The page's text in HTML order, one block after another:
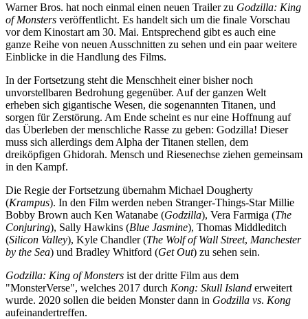
Warner Bros. hat noch einmal einen neuen Trailer zu Godzilla: King
of Monsters veröffentlicht. Es handelt sich um die finale Vorschau
vor dem Kinostart am 30. Mai. Entsprechend gibt es auch eine
ganze Reihe von neuen Ausschnitten zu sehen und ein paar weitere
Einblicke in die Handlung des Films.
In der Fortsetzung steht die Menschheit einer bisher noch
unvorstellbaren Bedrohung gegenüber. Auf der ganzen Welt
erheben sich gigantische Wesen, die sogenannten Titanen, und
sorgen für Zerstörung. Am Ende scheint es nur eine Hoffnung auf
das Überleben der menschliche Rasse zu geben: Godzilla! Dieser
muss sich allerdings dem Alpha der Titanen stellen, dem
dreiköpfigen Ghidorah. Mensch und Riesenechse ziehen gemeinsam
in den Kampf.
Die Regie der Fortsetzung übernahm Michael Dougherty
(Krampus). In den Film werden neben Stranger-Things-Star Millie
Bobby Brown auch Ken Watanabe (Godzilla), Vera Farmiga (The
Conjuring), Sally Hawkins (Blue Jasmine), Thomas Middleditch
(Silicon Valley), Kyle Chandler (The Wolf of Wall Street, Manchester
by the Sea) und Bradley Whitford (Get Out) zu sehen sein.
Godzilla: King of Monsters ist der dritte Film aus dem
"MonsterVerse", welches 2017 durch Kong: Skull Island erweitert
wurde. 2020 sollen die beiden Monster dann in Godzilla vs. Kong
aufeinandertreffen.